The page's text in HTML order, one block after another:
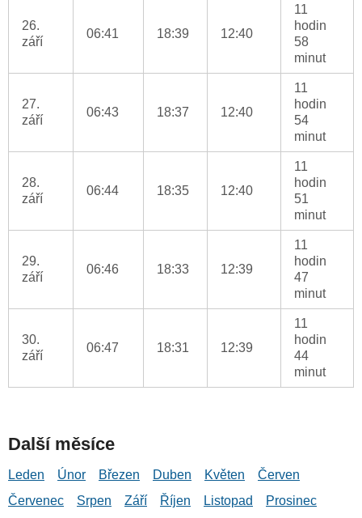
26.
září
06:41 18:39 12:40
11
hodin
58
minut
27.
září
06:43 18:37 12:40
11
hodin
54
minut
28.
září
06:44 18:35 12:40
11
hodin
51
minut
29.
září
06:46 18:33 12:39
11
hodin
47
minut
30.
září
06:47 18:31 12:39
11
hodin
44
minut
Další měsíce
Leden Únor Březen Duben Květen
Červen
Červenec
Srpen Září Říjen Listopad Prosinec